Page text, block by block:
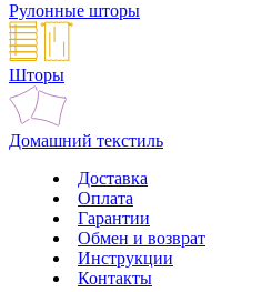
Рулонные шторы
Шторы
Домашний текстиль
Доставка
Оплата
Гарантии
Обмен и возврат
Инструкции
Контакты